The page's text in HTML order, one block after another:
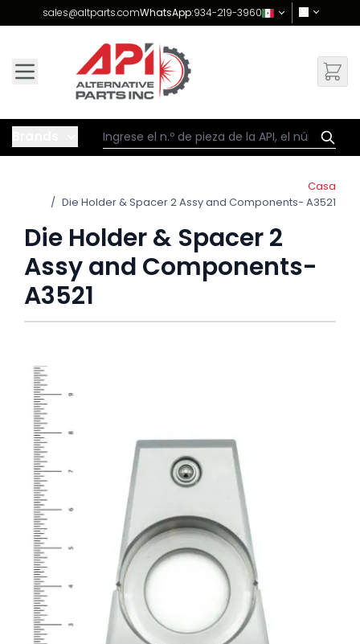
Skip to Content
sales@altparts.comWhatsApp:934-219-3960
Casa
/ Die Holder & Spacer 2 Assy and Components- A3521
Die Holder & Spacer 2
Assy and Components-
A3521